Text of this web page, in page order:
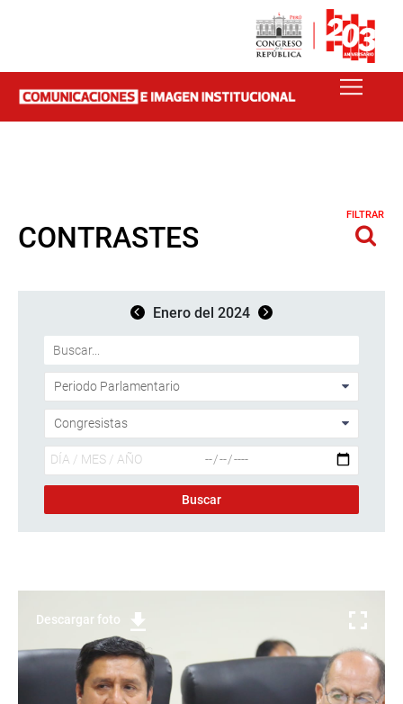
CONTRASTES
FILTRAR
Enero del 2024
Descargar foto